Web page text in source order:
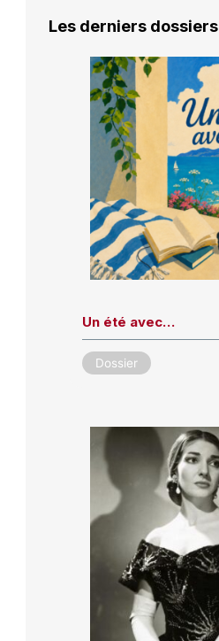
Les derniers dossiers
Un été avec…
Dossier